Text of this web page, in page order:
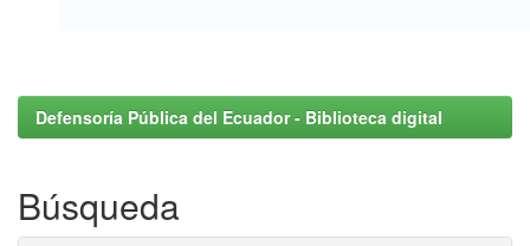
Defensoría Pública del Ecuador - Biblioteca digital
Búsqueda